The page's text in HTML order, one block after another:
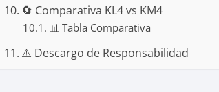
🔄 Comparativa KL4 vs KM4
📊 Tabla Comparativa
⚠️ Descargo de Responsabilidad